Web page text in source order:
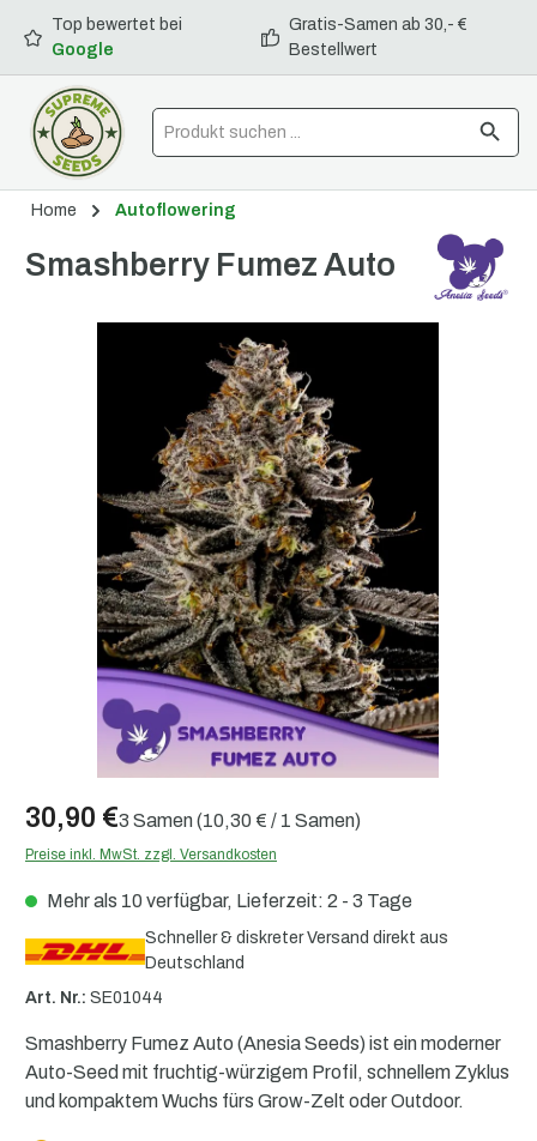
springen
Top bewertet bei
Google
Gratis-Samen ab 30,- €
Bestellwert
Home Autoflowering
Smashberry Fumez Auto
30,90 €3 Samen(10,30 € / 1 Samen)
Preise inkl. MwSt. zzgl. Versandkosten
Mehr als 10 verfügbar, Lieferzeit: 2 - 3 Tage
Schneller & diskreter Versand direkt aus
Deutschland
Art. Nr.: SE01044
Smashberry Fumez Auto (Anesia Seeds) ist ein moderner
Auto-Seed mit fruchtig-würzigem Profil, schnellem Zyklus
und kompaktem Wuchs fürs Grow-Zelt oder Outdoor.
Bildergalerie überspringen